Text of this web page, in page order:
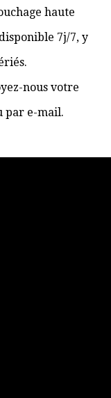
haute
7j/7, y
nous votre
par e-mail.